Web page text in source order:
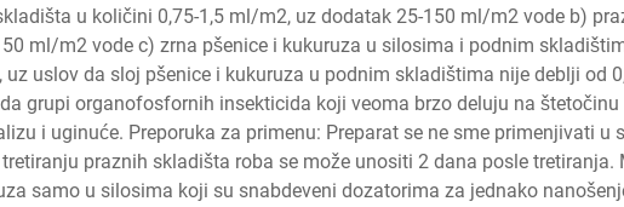
u količini 0,75-1,5 ml/m2, uz dodatak 25-150 ml/m2 vode b)
ml/m2 vode c) zrna pšenice i kukuruza u silosima i podnim
uz uslov da sloj pšenice i kukuruza u podnim skladištima nije deblji od
grupi organofosfornih insekticida koji veoma brzo deluju na
i uginuće. Preporuka za primenu: Preparat se ne sme primenjivati u
praznih skladišta roba se može unositi 2 dana posle tretiranja.
samo u silosima koji su snabdeveni dozatorima za jednako